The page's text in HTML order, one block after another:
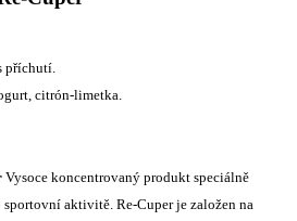
příchutí.
citrón-limetka.
Vysoce koncentrovaný produkt speciálně
aktivitě. Re-Cuper je založen na